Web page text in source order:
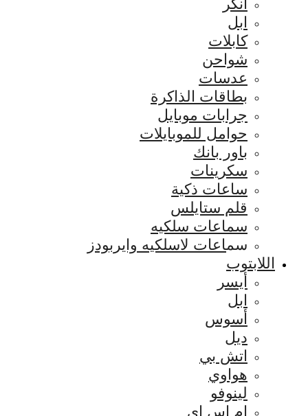
انكر
ابل
كابلات
شواحن
عدسات
بطاقات الذاكرة
جرابات موبايل
حوامل للموبايلات
باور بانك
سكرينات
ساعات ذكية
قلم ستايلس
سماعات سلكيه
سماعات لاسلكيه وايربودز
اللابتوب
أيسر
ابل
أسوس
ديل
اتش بي
هواوي
لينوفو
ام اس اي